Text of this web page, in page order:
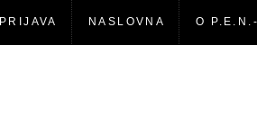
PRIJAVA NASLOVNA O